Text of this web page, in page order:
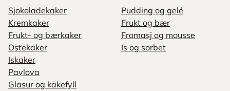
Sjokoladekaker
Kremkaker
Frukt- og bærkaker
Ostekaker
Iskaker
Pavlova
Glasur og kakefyll
Pudding og gelé
Frukt og bær
Fromasj og mousse
Is og sorbet